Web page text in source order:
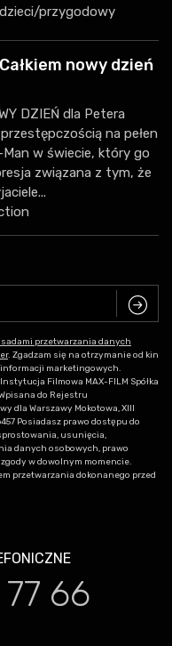
przygodowy
nowy dzień
DZIEŃ dla Petera
przestępczością na pełen
w świecie, który go
związana z tym, że
C
przetwarzania danych
. Zgadzam się na otrzymanie od kin
marketingowych.
Filmowa MAX-FILM Spółka
do Rejestru
dla Warszawy Mokotowa, XIII
Posiadasz prawo dostępu do
usunięcia,
danych osobowych, prawo
w dowolnym momencie.
przetwarzania dokonanego przed
66